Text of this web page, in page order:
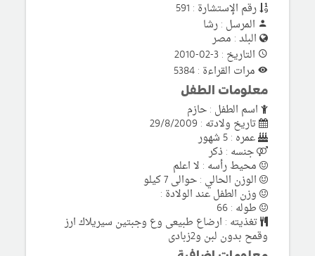
رقم الإستشارة : 591
المرسل : رشا
البلد : مصر
التاريخ : 3-02-2010
مرات القراءة : 5384
معلومات الطفل
اسم الطفل : حازم
تاريخ ولادته : 29/8/2009
عمره : 5 شهور
جنسه : ذكر
محيط رأسه : لا اعلم
الوزن الحالي : حوالى 7 كيلو
وزن الطفل عند الولادة :
طوله : 66
تغذيته : ارضاع طبيعى وع وجبتين سيريلاك ارز
وقمح بدون لبن و2زبادى